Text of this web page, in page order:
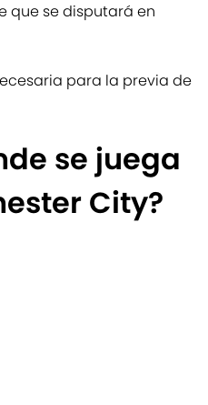
que se disputará en
para la previa de
se juega
City?